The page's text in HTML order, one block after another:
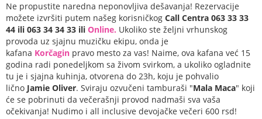
Ne propustite naredna neponovljiva dešavanja! Rezervacije
možete izvršiti putem našeg korisničkog Call Centra 063 33 33
44 ili 063 34 34 33 ili Online. Ukoliko ste željni vrhunskog
provoda uz sjajnu muzičku ekipu, onda je
kafana Korčagin pravo mesto za vas! Naime, ova kafana već 15
godina radi ponedeljkom sa živom svirkom, a ukoliko ogladnite
tu je i sjajna kuhinja, otvorena do 23h, koju je pohvalio
lično Jamie Oliver. Sviraju ozvučeni tamburaši "Mala Maca" koji
će se pobrinuti da večerašnji provod nadmaši sva vaša
očekivanja! Nudimo i all inclusive devojačke večeri 600 rsd!